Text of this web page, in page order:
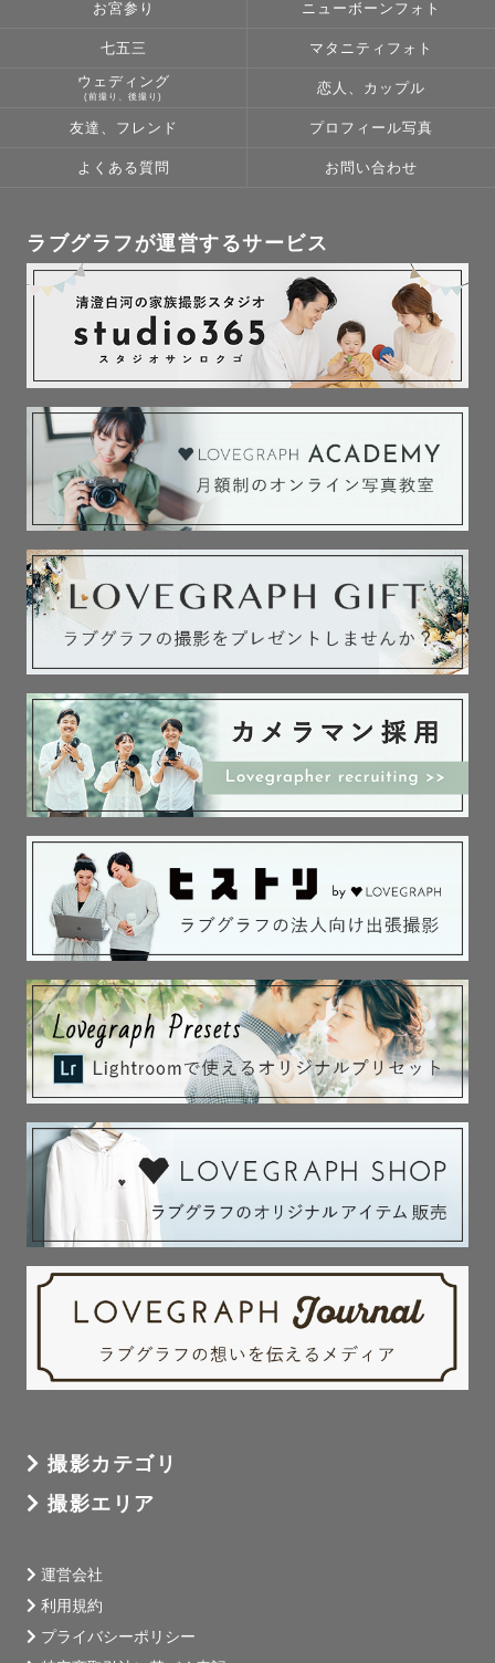
最高品質のお写真をお求めの方は私をご指名ください🕊️
--- 撮影の流れ ---
撮影地提案、ポージング指示、全てお任せください！
ご希望がございましたらお打ち合わせにて伺います♪
②編集
多数メディア掲載経験のある高品質な色味編集をお届けい
たします🎨
クオリティ確保の為に、お写真お急ぎの方は事前にお知ら
せください！
③納品
撮影プランにより枚数が異なります。
目つぶりカット以外のお写真はなるべく全てお渡しいたし
ます🌿
--- オプション ---
《プレ花嫁様へ》
【ドレス・タキシードについて】
衣装レンタルご希望の場合、100種類以上からお貸出いた
します。
私が所有する衣装ですのでとてもお安くさせていただいて
おります🕊️
◼︎高品質な人気ドレス 20,000円
◼︎タキシード 11,000円
（名古屋市内にてご試着可能です。県外でのご試着は画像
から３点をお選び頂き、撮影当日にお持ちいたします。）
また、メディアに掲載される様な高級ドレス＆タキシード
をお探しの皆様へ
◼︎お洒落な花嫁様に大人気な、『ドレスベネデッタ』様を
66,000円、和装88,000円にてご紹介可能です。
（名駅、栄、心斎橋、表参道、仙台にてご試着可能）
◼︎ヘアメイク様（3万円前後）
◼︎花束（高品質造花 5,000円・全7種）
また、ご予約後の打ち合わせにて撮影小物のご提案も可能
お宮参り ニューボーンフォト
七五三 マタニティフォト
ウェディング
(前撮り、後撮り)
恋人、カップル
友達、フレンド プロフィール写真
よくある質問 お問い合わせ
ラブグラフが運営するサービス
撮影カテゴリ
撮影エリア
運営会社
利用規約
プライバシーポリシー